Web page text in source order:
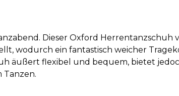
Dieser Oxford Herrentanzschuh
wodurch ein fantastisch weicher
äußert flexibel und bequem, bietet
Tanzen.